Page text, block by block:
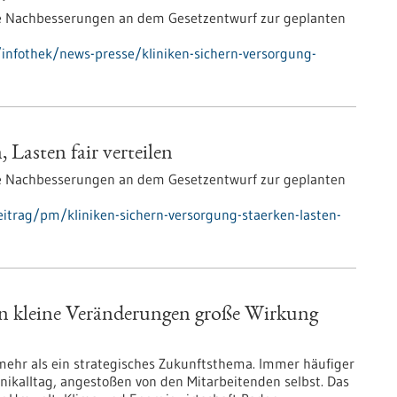
an dem Gesetzentwurf zur geplanten
news-presse/kliniken-sichern-versorgung-
Lasten fair verteilen
an dem Gesetzentwurf zur geplanten
pm/kliniken-sichern-versorgung-staerken-lasten-
Veränderungen große Wirkung
als ein strategisches Zukunftsthema. Immer häufiger
angestoßen von den Mitarbeitenden selbst. Das